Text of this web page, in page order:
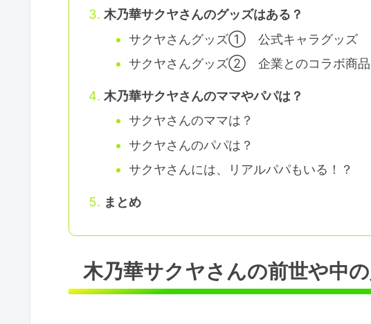
木乃華サクヤさんのグッズはある？
サクヤさんグッズ① 公式キャラグッズ
サクヤさんグッズ② 企業とのコラボ商品
木乃華サクヤさんのママやパパは？
サクヤさんのママは？
サクヤさんのパパは？
サクヤさんには、リアルパパもいる！？
まとめ
木乃華サクヤさんの前世や中